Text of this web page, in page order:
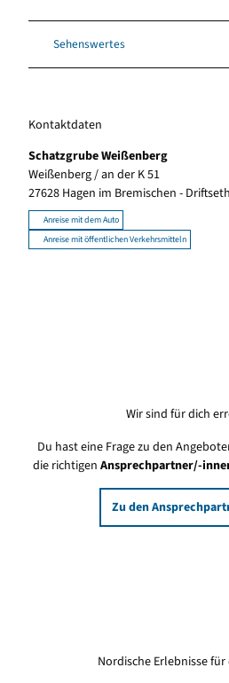
Sehenswertes
Kontaktdaten
Schatzgrube Weißenberg
Weißenberg / an der K 51
27628 Hagen im Bremischen -
Anreise mit dem Auto
Anreise mit öffentlichen Verkehrsmitteln
Wir sind für dich
Du hast eine Frage zu den
die richtigenAnsprechpartner/-
Zu den
Nordische Erlebnisse